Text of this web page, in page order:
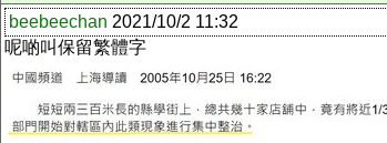
beebeechan 2021/10/2 11:32
呢啲叫保留繁體字